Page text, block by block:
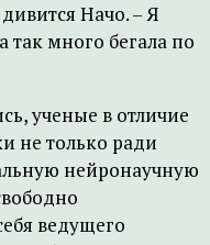
Начо. – Я
так много бегала по
ученые в отличие
не только ради
нейронаучную
ведущего